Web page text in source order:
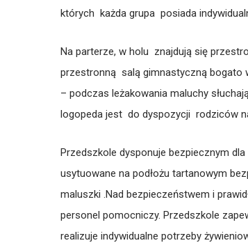
których każda grupa posiada
Na parterze, w holu znajdują się
przestronną salą gimnastyczną bogato
– podczas leżakowania maluchy
logopeda jest do dyspozycji rodziców
Przedszkole dysponuje bezpiecznym
usytuowane na podłożu tartanowym
maluszki .Nad bezpieczeństwem i
personel pomocniczy. Przedszkole
realizuje indywidualne potrzeby